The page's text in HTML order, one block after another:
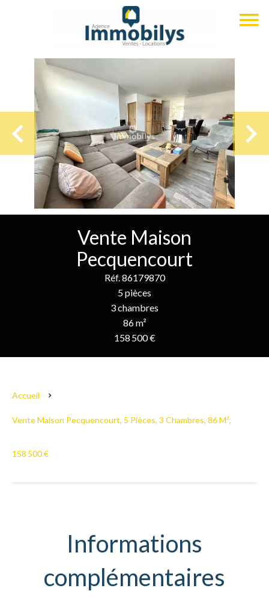
Vente Maison
Pecquencourt
Réf. 86179870
5 pièces
3 chambres
86 m²
158 500 €
Accueil
Vente Maison Pecquencourt, 5 Pièces, 3 Chambres, 86 M²,
158 500 €
Informations
complémentaires